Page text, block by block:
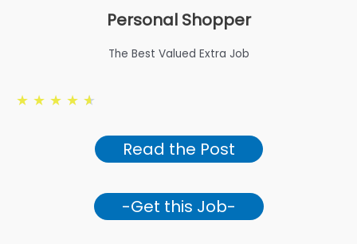
Personal Shopper
The Best Valued Extra Job
★ ★ ★ ★ ★
Read the Post
-Get this Job-